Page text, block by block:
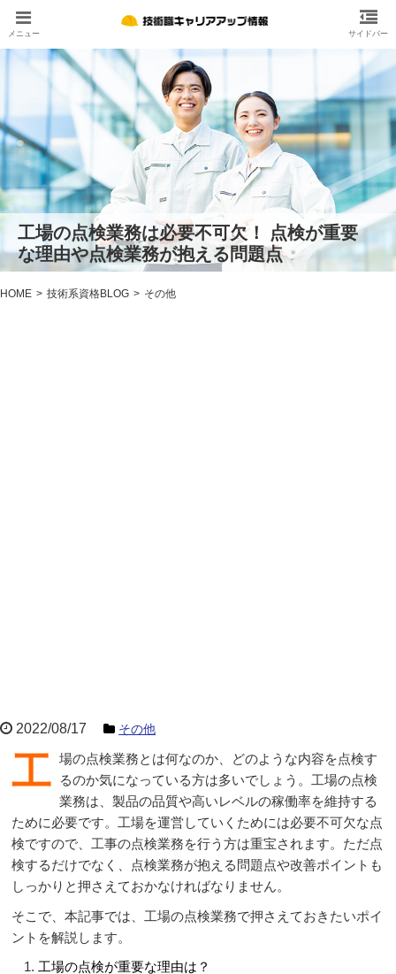
工場の点検業務は必要不可欠！ 点検が重要
な理由や点検業務が抱える問題点
HOME 技術系資格BLOG その他
2022/08/17 その他
工場の点検業務とは何なのか、どのような内容を点検す
るのか気になっている方は多いでしょう。工場の点検
業務は、製品の品質や高いレベルの稼働率を維持する
ために必要です。工場を運営していくためには必要不可欠な点
検ですので、工事の点検業務を行う方は重宝されます。ただ点
検するだけでなく、点検業務が抱える問題点や改善ポイントも
しっかりと押さえておかなければなりません。
そこで、本記事では、工場の点検業務で押さえておきたいポイ
ントを解説します。
工場の点検が重要な理由は？